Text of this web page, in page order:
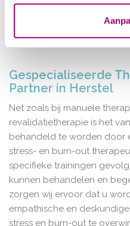
vergoeden. Het is
zorgverzekeraar na te gaan
en burn-out behandeling u
Gespecialiseerde
Partner in Herstel
Net zoals bij manuele
revalidatietherapie is het
behandeld te worden door
stress- en burn-out
specifieke trainingen
kunnen behandelen en
zorgen wij ervoor dat u
empathische en
stress en burn-out te